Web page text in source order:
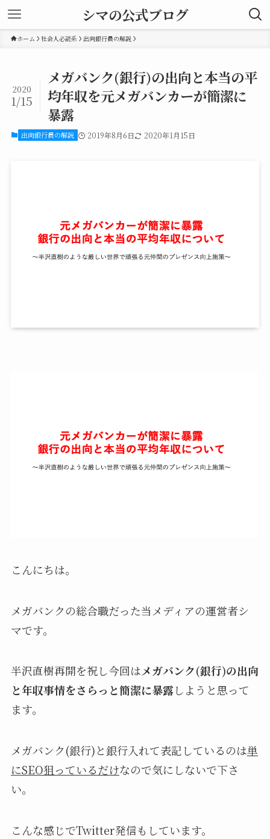
シマの公式ブログ
ホーム 社会人必読系 出向銀行員の解説
メガバンク(銀行)の出向と本当の平
均年収を元メガバンカーが簡潔に
暴露
2020
1/15
出向銀行員の解説 2019年8月6日 2020年1月15日
こんにちは。
メガバンクの総合職だった当メディアの運営者シ
マです。
半沢直樹再開を祝し今回はメガバンク(銀行)の出向
と年収事情をさらっと簡潔に暴露しようと思って
ます。
メガバンク(銀行)と銀行入れて表記しているのは単
にSEO狙っているだけなので気にしないで下さ
い。
こんな感じでTwitter発信もしています。